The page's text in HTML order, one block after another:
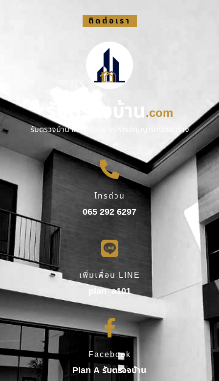
ติดต่อเรา
รับตรวจบ้าน.com
รับตรวจบ้าน และ คอนโด บริหารสัญญางานก่อสร้าง
โทรด่วน
065 292 6297
เพิ่มเพื่อน LINE
plan_a101
Facebook
Plan A รับตรวจบ้าน